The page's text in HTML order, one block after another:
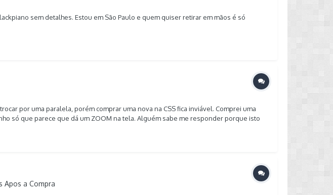
sem detalhes. Estou em São Paulo e quem quiser retirar em mãos é só
por uma paralela, porém comprar uma nova na CSS fica inviável. Comprei uma
só que parece que dá um ZOOM na tela. Alguém sabe me responder porque isto
Apos a Compra